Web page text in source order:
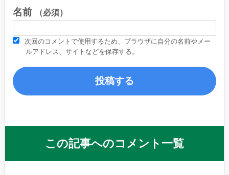
名前 （必須）
次回のコメントで使用するため、ブラウザに自分の名前やメー
ルアドレス、サイトなどを保存する。
この記事へのコメント一覧